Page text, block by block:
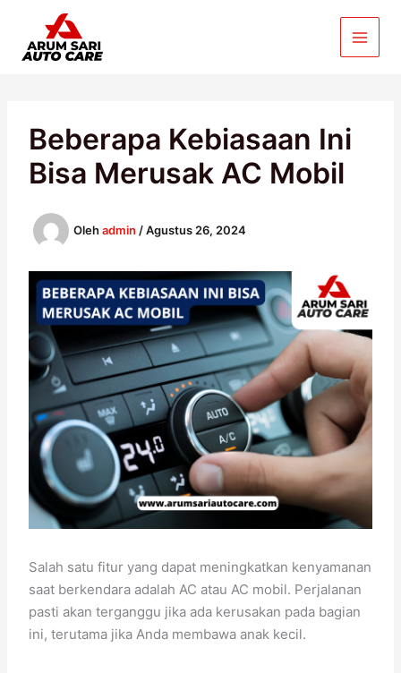
konten
Beberapa Kebiasaan Ini
Bisa Merusak AC Mobil
Olehadmin /Agustus 26, 2024
Salah satu fitur yang dapat meningkatkan kenyamanan
saat berkendara adalah AC atau AC mobil. Perjalanan
pasti akan terganggu jika ada kerusakan pada bagian
ini, terutama jika Anda membawa anak kecil.